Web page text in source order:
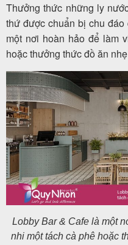
Thưởng thức những ly
thứ được chuẩn bị chu đáo
một nơi hoàn hảo để làm
hoặc thưởng thức đồ ăn
Lobby Bar & Cafe là một
nhi một tách cà phê hoặc